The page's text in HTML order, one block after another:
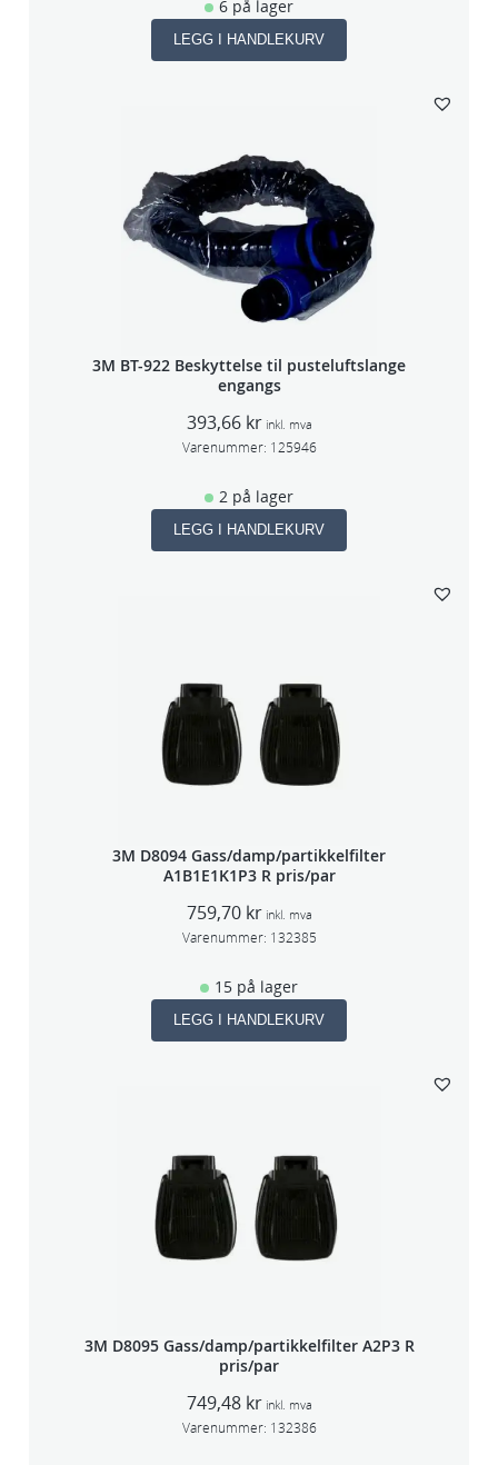
6 på lager
LEGG I HANDLEKURV
3M BT-922 Beskyttelse til pusteluftslange
engangs
393,66 kr inkl. mva
Varenummer: 125946
2 på lager
LEGG I HANDLEKURV
3M D8094 Gass/damp/partikkelfilter
A1B1E1K1P3 R pris/par
759,70 kr inkl. mva
Varenummer: 132385
15 på lager
LEGG I HANDLEKURV
3M D8095 Gass/damp/partikkelfilter A2P3 R
pris/par
749,48 kr inkl. mva
Varenummer: 132386